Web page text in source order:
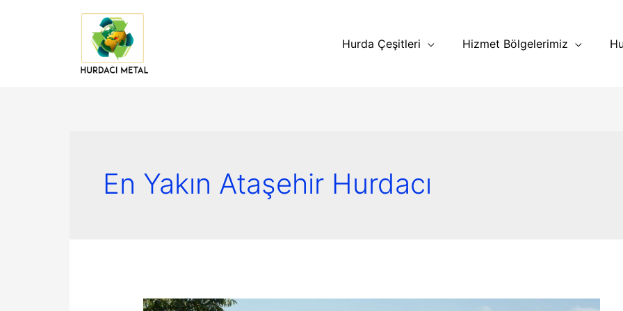
Hurda Çeşitleri
Hizmet Bölgelerimiz
En Yakın Ataşehir Hurdacı
Ataşehir